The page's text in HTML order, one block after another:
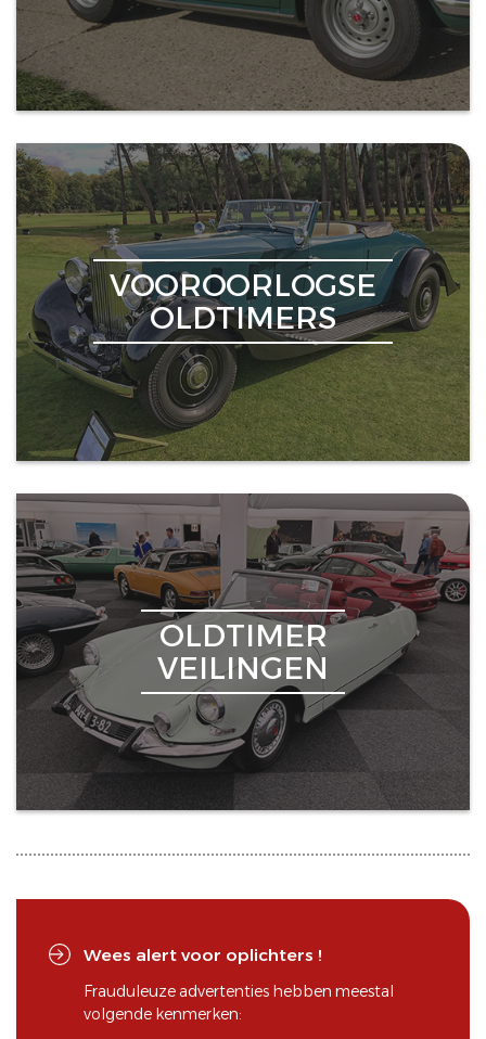
VOOROORLOGSE
OLDTIMERS
OLDTIMER
VEILINGEN
Wees alert voor oplichters !
Frauduleuze advertenties hebben meestal
volgende kenmerken: